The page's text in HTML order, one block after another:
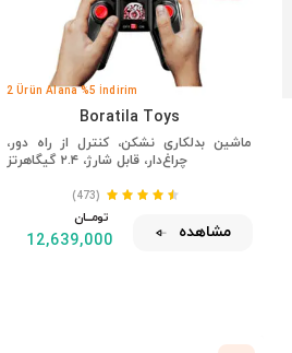
2 Ürün Alana %5 İndirim
Boratila Toys
ماشین بدلکاری نشکن، کنترل از راه دور،
چراغ‌دار، قابل شارژ، ۲.۴ گیگاهرتز
(473)
تومــــــان
12,639,000 مشاهده